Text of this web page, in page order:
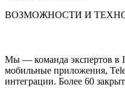
ВОЗМОЖНОСТИ И
Мы — команда экспертов в
мобильные приложения,
интеграции. Более 60